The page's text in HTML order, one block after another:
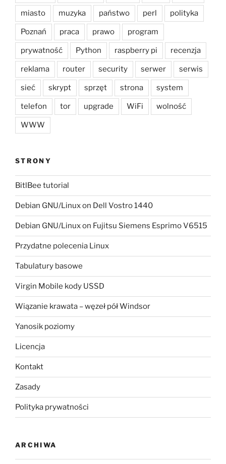
miasto muzyka państwo perl polityka
Poznań praca prawo program
prywatność Python raspberry pi recenzja
reklama router security serwer serwis
sieć skrypt sprzęt strona system
telefon tor upgrade WiFi wolność
WWW
STRONY
BitlBee tutorial
Debian GNU/Linux on Dell Vostro 1440
Debian GNU/Linux on Fujitsu Siemens Esprimo V6515
Przydatne polecenia Linux
Tabulatury basowe
Virgin Mobile kody USSD
Wiązanie krawata – węzeł pół Windsor
Yanosik poziomy
Licencja
Kontakt
Zasady
Polityka prywatności
ARCHIWA